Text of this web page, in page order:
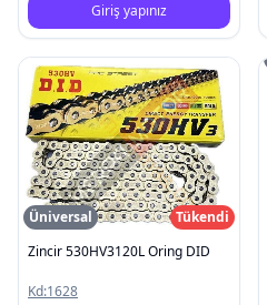
Giriş yapınız
Üniversal
Tükendi
Zincir 530HV3120L Oring DID
Kd:1628